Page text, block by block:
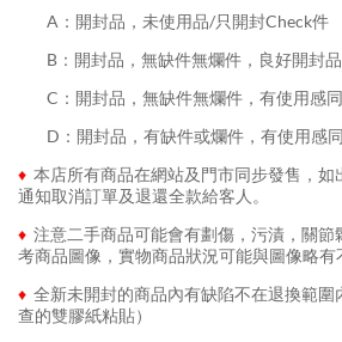
A：開封品，未使用品/只開封Check件
B：開封品，無缺件無爛件，良好開封品
C：開封品，無缺件無爛件，有使用感
D：開封品，有缺件或爛件，有使用感
♦ 本店所有商品在網站及門市同步發售，如
通知取消訂單及退還全款給客人。
♦ 注意二手商品可能會有劃傷，污漬，關節
考商品圖像，實物商品狀況可能與圖像略有
♦ 全新未開封的商品內有缺陷不在退換範圍
查的雙膠紙粘貼）